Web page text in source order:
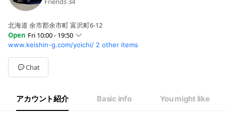
北海道 余市郡余市町 富沢町6-12
Open Fri 10:00 - 19:50
SunClosed
Mon10:00 - 18:50
Tue10:00 - 19:50
Wed10:00 - 18:50
10:00 - 19:50
Sat10:00 - 18:50
www.keishin-g.com/yoichi/ 2 other items
Chat
アカウント紹介 Basic info You might like